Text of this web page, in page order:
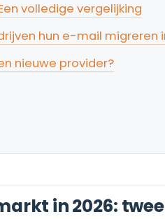
volledige vergelijking
hun e-mail migreren
nieuwe provider?
in 2026: